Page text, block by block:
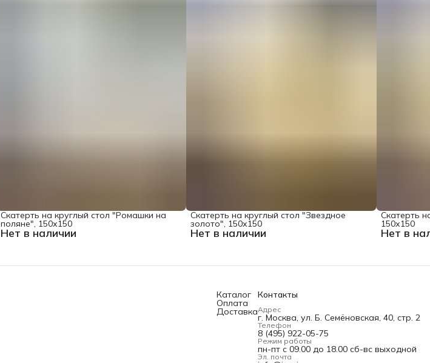
Нет в наличии
Скатерть на круглый стол "Ромашки на
поляне", 150х150
Нет в наличии
Скатерть на круглый стол "Звездное
золото", 150х150
Нет в
Скатерть
150х150
Каталог
Оплата
Доставка
Контакты
Адрес
г. Москва, ул. Б. Семёновская, 40, стр. 2
Телефон
8 (495) 922-05-75
Режим работы
пн-пт с 09.00 до 18.00 сб-вс выходной
Эл. почта